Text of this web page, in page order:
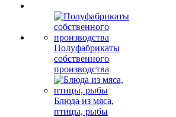
Полуфабрикаты
собственного
производства
Блюда из мяса,
птицы, рыбы